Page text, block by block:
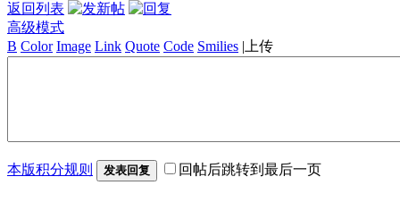
返回列表
高级模式
B Color Image Link Quote Code Smilies | 上传
本版积分规则 发表回复 回帖后跳转到最后一页